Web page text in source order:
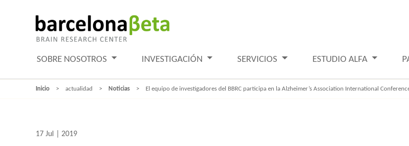
SOBRE NOSOTROS INVESTIGACIÓN SERVICIOS ESTUDIO ALFA
Inicio actualidad Noticias El equipo de investigadores del BBRC participa en la Alzheimer’s Association International
17 Jul | 2019